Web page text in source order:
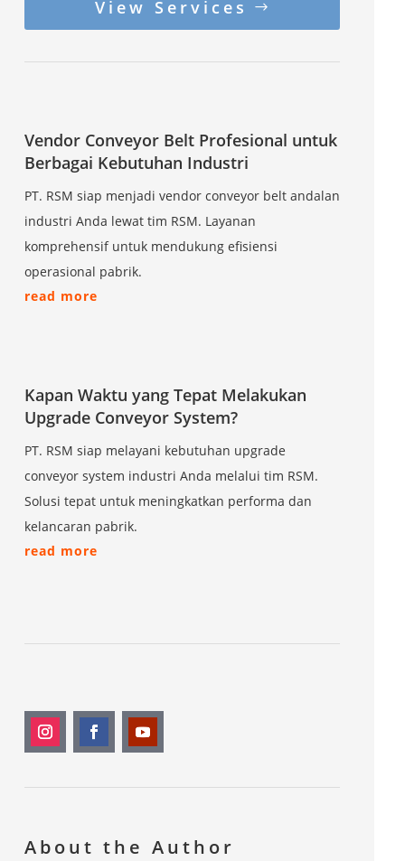
View Services
Vendor Conveyor Belt Profesional untuk
Berbagai Kebutuhan Industri
PT. RSM siap menjadi vendor conveyor belt andalan
industri Anda lewat tim RSM. Layanan
komprehensif untuk mendukung efisiensi
operasional pabrik.
read more
Kapan Waktu yang Tepat Melakukan
Upgrade Conveyor System?
PT. RSM siap melayani kebutuhan upgrade
conveyor system industri Anda melalui tim RSM.
Solusi tepat untuk meningkatkan performa dan
kelancaran pabrik.
read more
About the Author